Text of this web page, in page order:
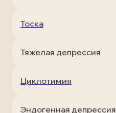
Тоска
Тяжелая депрессия
Циклотимия
Эндогенная депрессия